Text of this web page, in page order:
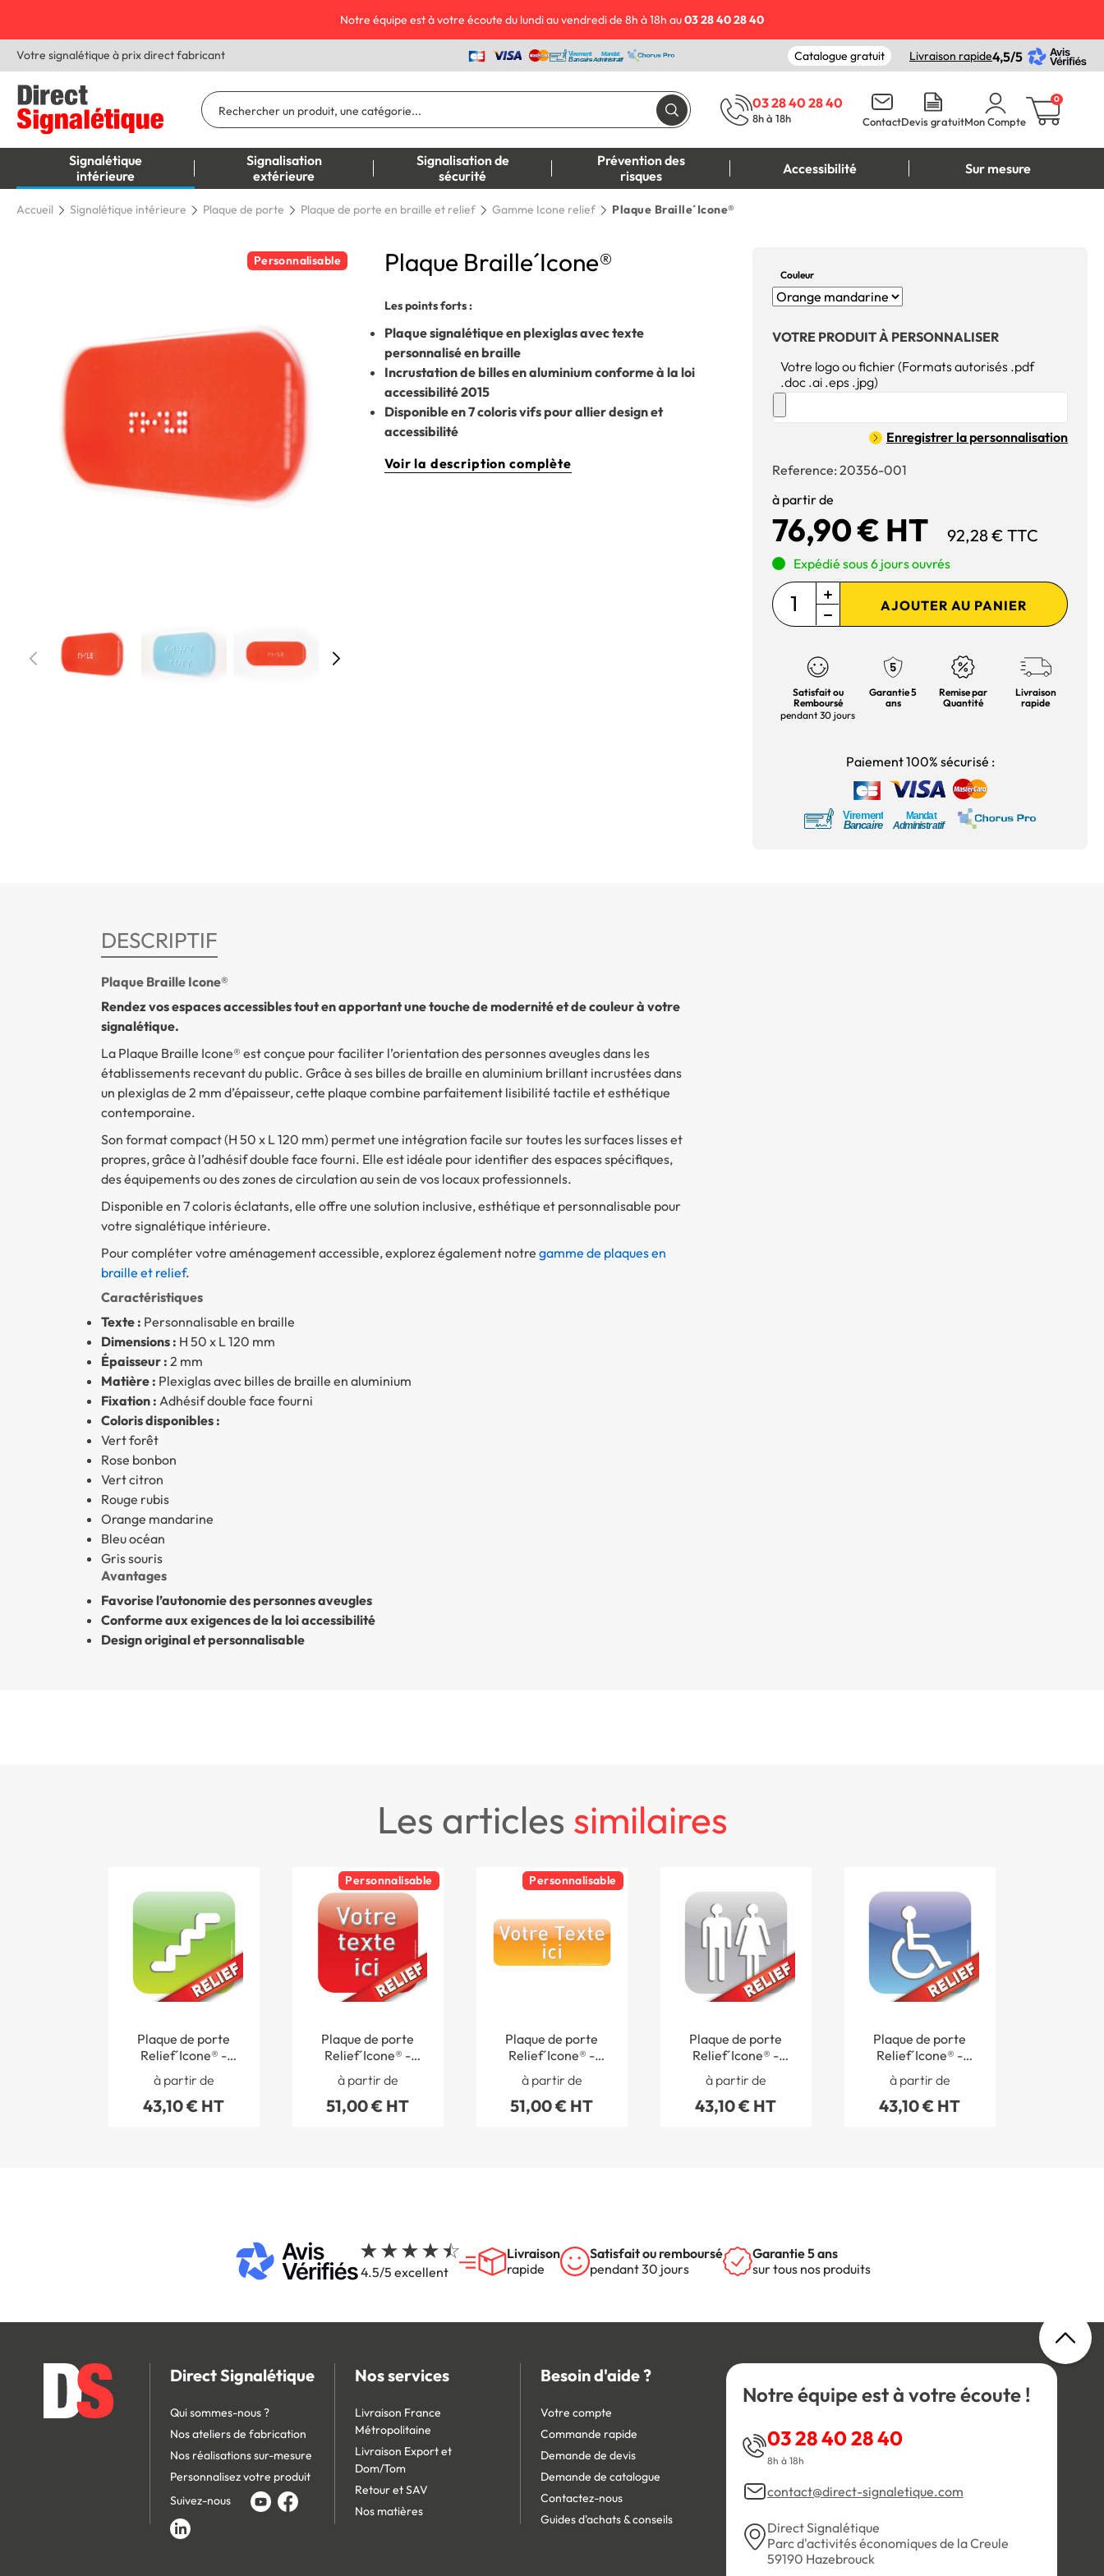
Notre équipe est à votre écoute du lundi au vendredi de 8h à 18h au03 28 40 28 40
Votre signalétique à prix direct fabricant Catalogue gratuit Livraison rapide4,5/5
03 28 40 28 40
8h à 18h ContactDevis gratuitMon Compte
0
Signalétique
intérieure
Signalisation
extérieure
Signalisation de
sécurité
Prévention des
risques
Accessibilité Sur mesure
Accueil Signalétique intérieure Plaque de porte Plaque de porte en braille et relief Gamme Icone relief Plaque Braille´Icone®
Personnalisable Plaque Braille´Icone®
Les points forts :
Plaque signalétique en plexiglas avec texte
personnalisé en braille
Incrustation de billes en aluminium conforme à la loi
accessibilité 2015
Disponible en 7 coloris vifs pour allier design et
accessibilité
Voir la description complète
Couleur
VOTRE PRODUIT À PERSONNALISER
Votre logo ou fichier (Formats autorisés .pdf
.doc .ai .eps .jpg)
Enregistrer la personnalisation
Reference: 20356-001
à partir de
76,90 € HT 92,28 € TTC
Expédié sous 6 jours ouvrés
AJOUTER AU PANIER
Satisfait ou
Remboursé
pendant 30 jours
Garantie 5
ans
Remise par
Quantité
Livraison
rapide
Paiement 100% sécurisé :
DESCRIPTIF
Plaque Braille Icone®
Rendez vos espaces accessibles tout en apportant une touche de modernité et de couleur à votre
signalétique.
La Plaque Braille Icone® est conçue pour faciliter l’orientation des personnes aveugles dans les
établissements recevant du public. Grâce à ses billes de braille en aluminium brillant incrustées dans
un plexiglas de 2 mm d’épaisseur, cette plaque combine parfaitement lisibilité tactile et esthétique
contemporaine.
Son format compact (H 50 x L 120 mm) permet une intégration facile sur toutes les surfaces lisses et
propres, grâce à l’adhésif double face fourni. Elle est idéale pour identifier des espaces spécifiques,
des équipements ou des zones de circulation au sein de vos locaux professionnels.
Disponible en 7 coloris éclatants, elle offre une solution inclusive, esthétique et personnalisable pour
votre signalétique intérieure.
Pour compléter votre aménagement accessible, explorez également notre gamme de plaques en
braille et relief.
Caractéristiques
Texte : Personnalisable en braille
Dimensions : H 50 x L 120 mm
Épaisseur : 2 mm
Matière : Plexiglas avec billes de braille en aluminium
Fixation : Adhésif double face fourni
Coloris disponibles :
Vert forêt
Rose bonbon
Vert citron
Rouge rubis
Orange mandarine
Bleu océan
Gris souris
Avantages
Favorise l’autonomie des personnes aveugles
Conforme aux exigences de la loi accessibilité
Design original et personnalisable
les articles similaires
Plaque de porte
Relief´Icone® -
Escaliers
à partir de
43,10 € HT
Personnalisable
Plaque de porte
Relief´Icone® -
Picto personnalisé
à partir de
51,00 € HT
Personnalisable
Plaque de porte
Relief´Icone® -
Texte Personnalisé
- H 80 x L 200 mm
à partir de
51,00 € HT
Plaque de porte
Relief´Icone® -
Toilettes
à partir de
43,10 € HT
Plaque de porte
Relief´Icone® -
Toilettes
handicapés
à partir de
43,10 € HT
4.5/5 excellent
Livraison
rapide
Satisfait ou remboursé
pendant 30 jours
Garantie 5 ans
sur tous nos produits
Direct Signalétique
Qui sommes-nous ?
Nos ateliers de fabrication
Nos réalisations sur-mesure
Personnalisez votre produit
Suivez-nous
Nos services
Livraison France
Métropolitaine
Livraison Export et
Dom/Tom
Retour et SAV
Nos matières
Besoin d'aide ?
Votre compte
Commande rapide
Demande de devis
Demande de catalogue
Contactez-nous
Guides d'achats & conseils
Notre équipe est à votre écoute !
03 28 40 28 40
8h à 18h
contact@direct-signaletique.com
Direct Signalétique
Parc d'activités économiques de la Creule
59190 Hazebrouck